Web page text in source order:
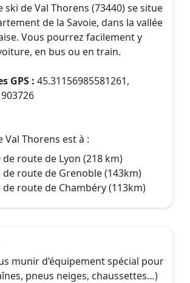
ski de Val Thorens (73440) se situe
de la Savoie, dans la vallée
Vous pourrez facilement y
en bus ou en train.
GPS : 45.31156985581261,
Val Thorens est à :
de route de Lyon (218 km)
de route de Grenoble (143km)
de route de Chambéry (113km)
munir d’équipement spécial pour
pneus neiges, chaussettes…)